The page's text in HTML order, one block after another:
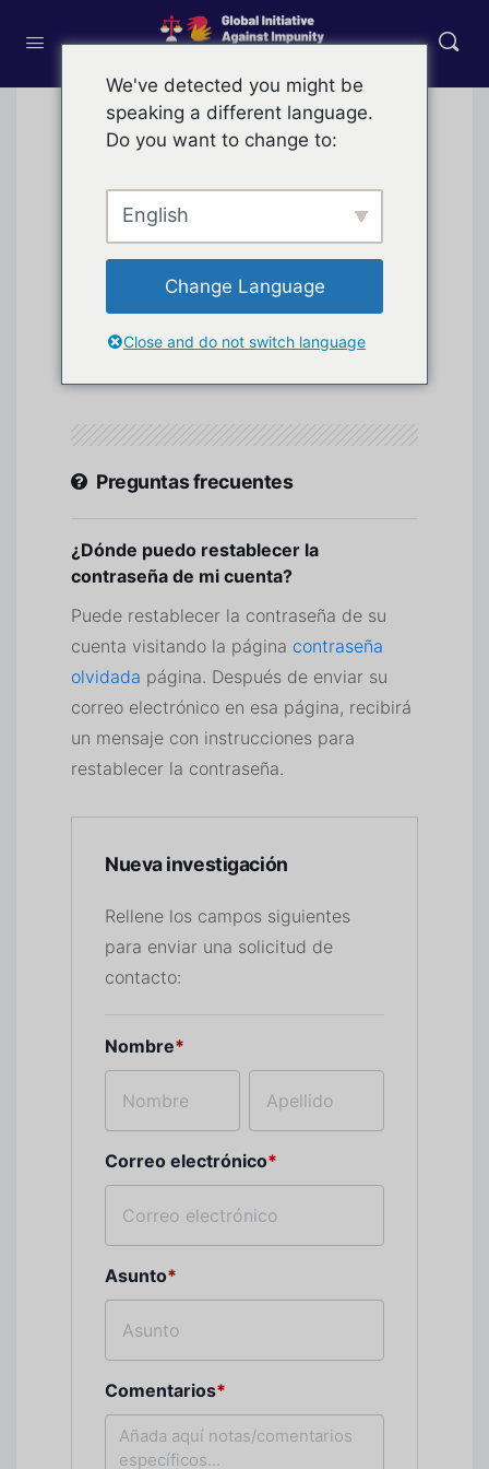
Póngase en contacto
con
viernes
Asistencia por support@memberdev.com
Preguntas frecuentes
¿Dónde puedo restablecer la
contraseña de mi cuenta?
Puede restablecer la contraseña de su
cuenta visitando la página contraseña
olvidada página. Después de enviar su
correo electrónico en esa página, recibirá
un mensaje con instrucciones para
restablecer la contraseña.
Nueva investigación
Rellene los campos siguientes
para enviar una solicitud de
contacto:
Nombre*
Correo electrónico*
Asunto*
Comentarios*
We've detected you might be
speaking a different language.
Do you want to change to:
English
Change Language
Close and do not switch language